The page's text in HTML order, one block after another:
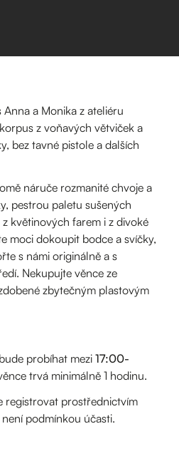
a Monika z ateliéru
z voňavých větviček a
bez tavné pistole a dalších
náruče rozmanité chvoje a
pestrou paletu sušených
květinových farem i z divoké
moci dokoupit bodce a svíčky,
s námi originálně a s
Nekupujte věnce ze
zbytečným plastovým
probíhat mezi 17:00-
trvá minimálně 1 hodinu.
registrovat prostřednictvím
není podmínkou účasti.